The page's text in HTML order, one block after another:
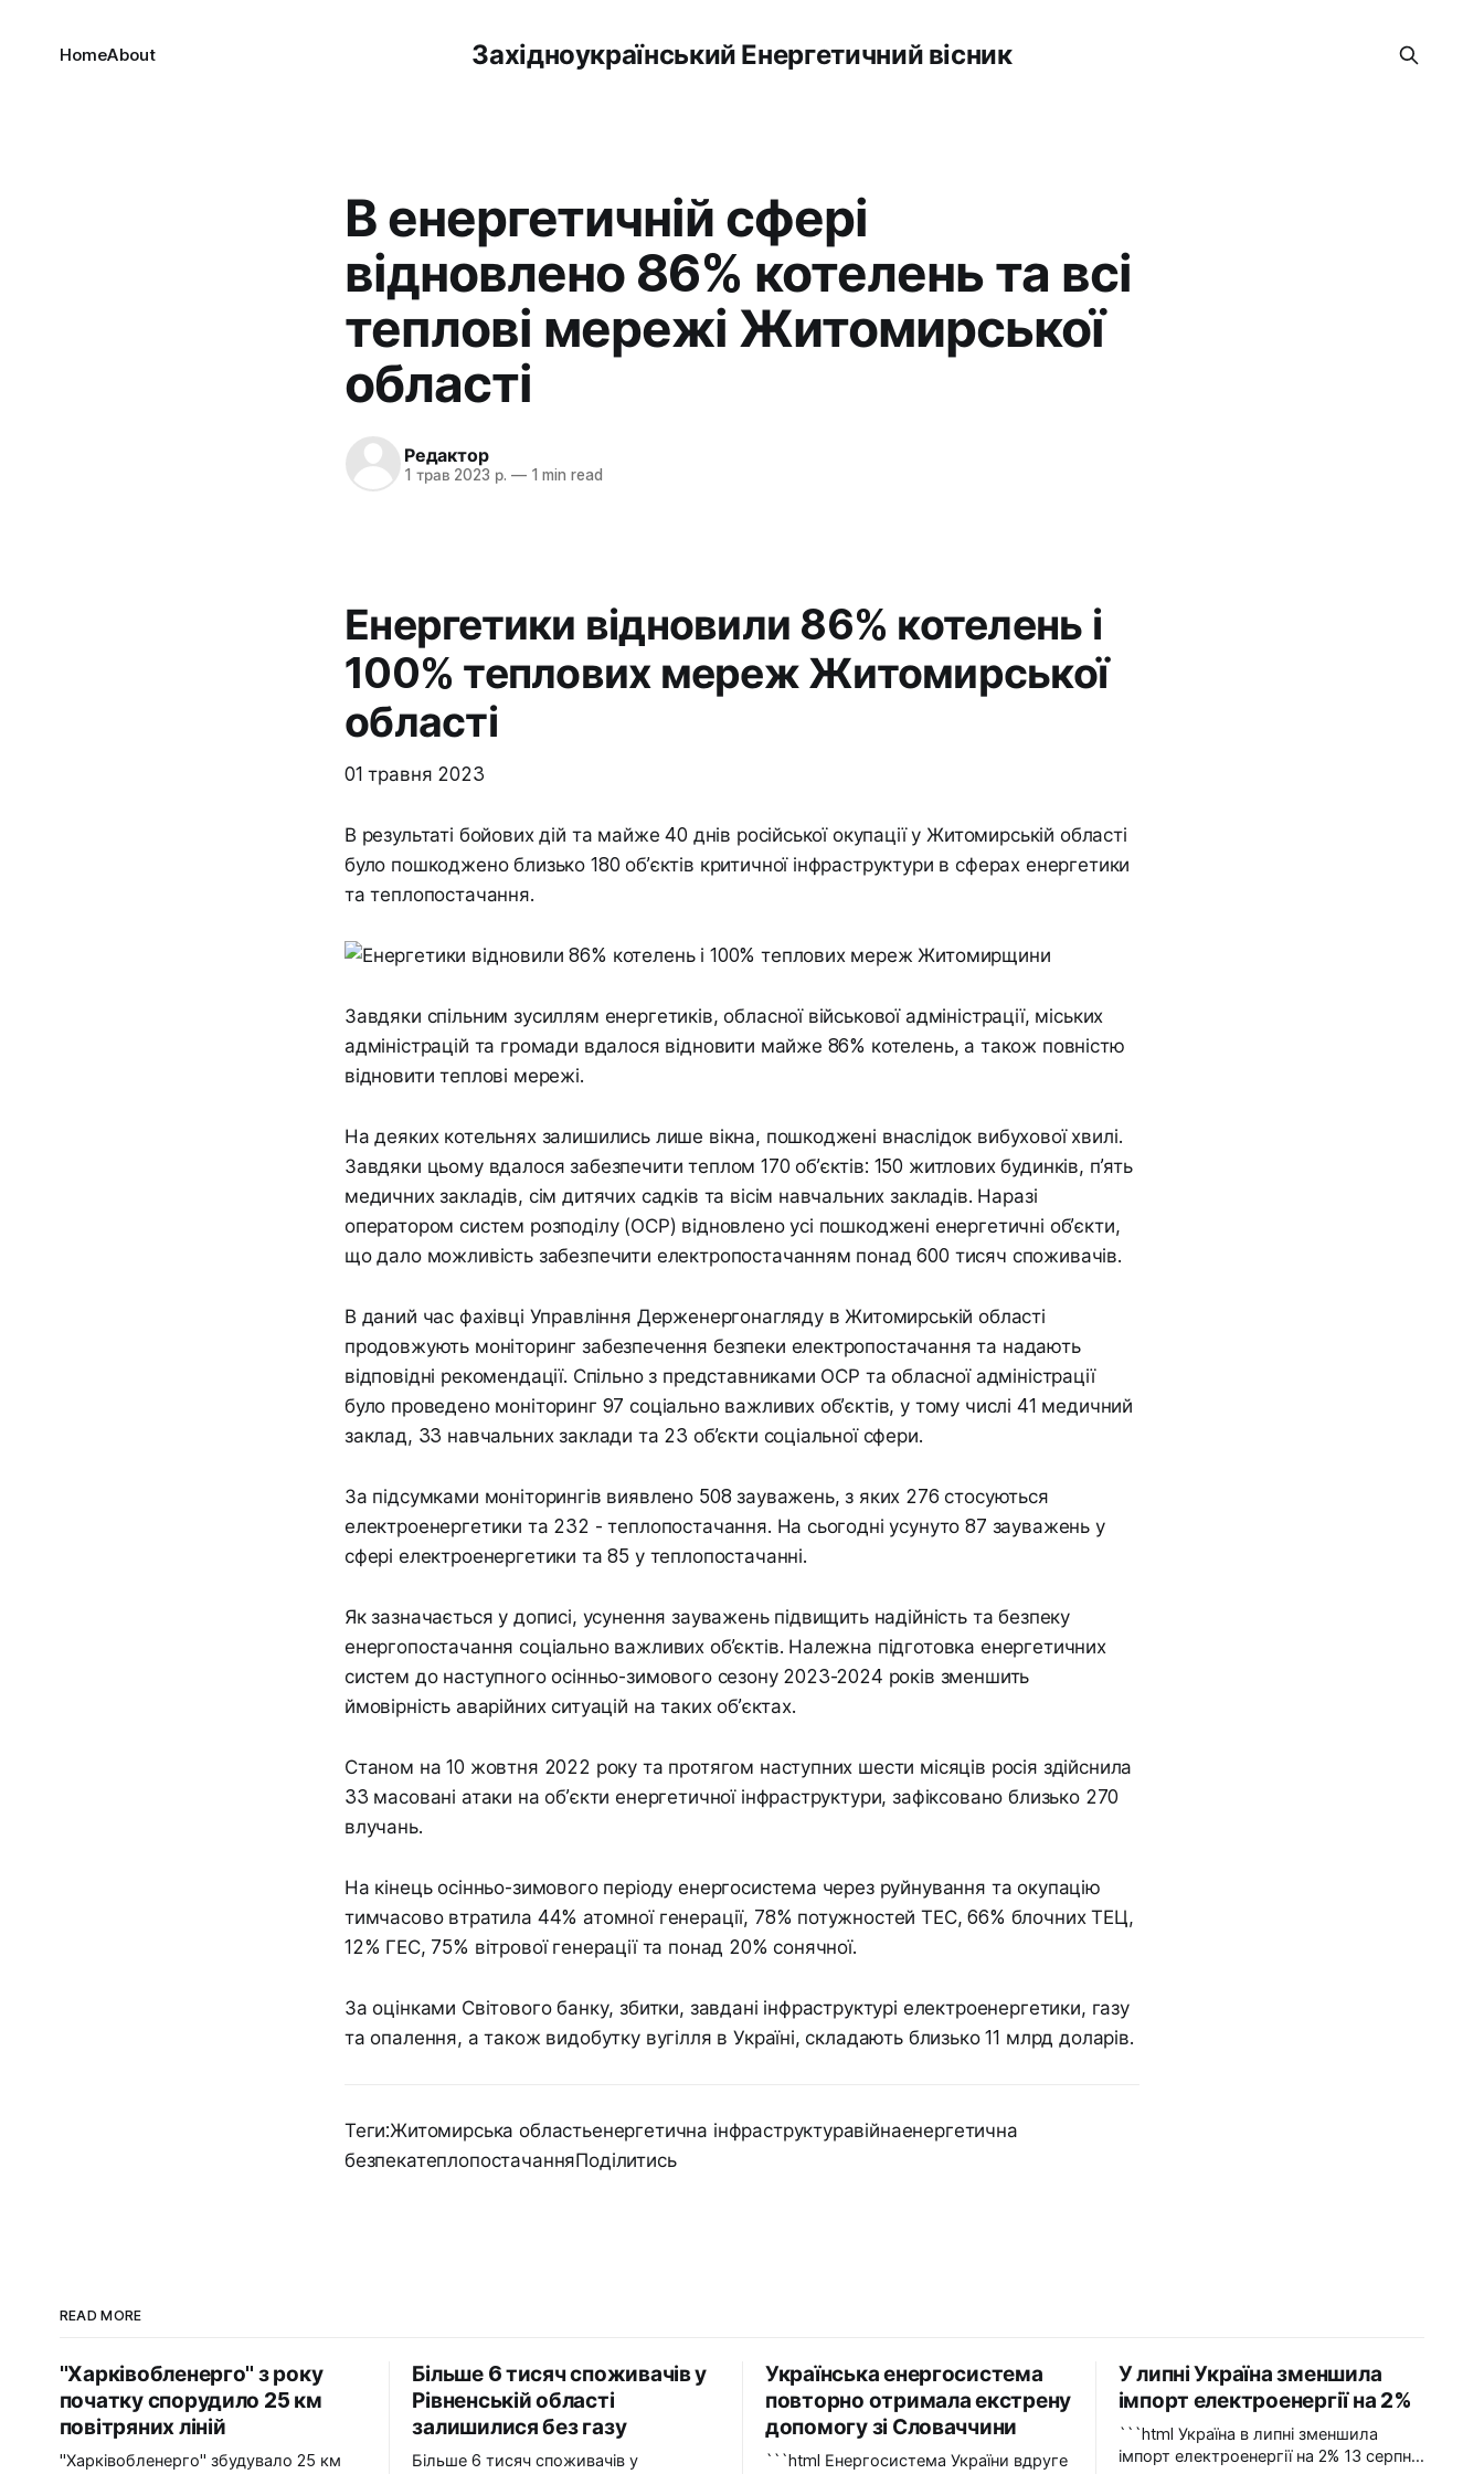
Західноукраїнський Енергетичний вісник
HomeAbout
В енергетичній сфері
відновлено 86% котелень та всі
теплові мережі Житомирської
області
Редактор
1 трав 2023 р. —1 min read
Енергетики відновили 86% котелень і
100% теплових мереж Житомирської
області
01 травня 2023
В результаті бойових дій та майже 40 днів російської окупації у Житомирській області
було пошкоджено близько 180 об’єктів критичної інфраструктури в сферах енергетики
та теплопостачання.
Завдяки спільним зусиллям енергетиків, обласної військової адміністрації, міських
адміністрацій та громади вдалося відновити майже 86% котелень, а також повністю
відновити теплові мережі.
На деяких котельнях залишились лише вікна, пошкоджені внаслідок вибухової хвилі.
Завдяки цьому вдалося забезпечити теплом 170 об’єктів: 150 житлових будинків, п’ять
медичних закладів, сім дитячих садків та вісім навчальних закладів. Наразі
оператором систем розподілу (ОСР) відновлено усі пошкоджені енергетичні об’єкти,
що дало можливість забезпечити електропостачанням понад 600 тисяч споживачів.
В даний час фахівці Управління Держенергонагляду в Житомирській області
продовжують моніторинг забезпечення безпеки електропостачання та надають
відповідні рекомендації. Спільно з представниками ОСР та обласної адміністрації
було проведено моніторинг 97 соціально важливих об’єктів, у тому числі 41 медичний
заклад, 33 навчальних заклади та 23 об’єкти соціальної сфери.
За підсумками моніторингів виявлено 508 зауважень, з яких 276 стосуються
електроенергетики та 232 - теплопостачання. На сьогодні усунуто 87 зауважень у
сфері електроенергетики та 85 у теплопостачанні.
Як зазначається у дописі, усунення зауважень підвищить надійність та безпеку
енергопостачання соціально важливих об’єктів. Належна підготовка енергетичних
систем до наступного осінньо-зимового сезону 2023-2024 років зменшить
ймовірність аварійних ситуацій на таких об’єктах.
Станом на 10 жовтня 2022 року та протягом наступних шести місяців росія здійснила
33 масовані атаки на об’єкти енергетичної інфраструктури, зафіксовано близько 270
влучань.
На кінець осінньо-зимового періоду енергосистема через руйнування та окупацію
тимчасово втратила 44% атомної генерації, 78% потужностей ТЕС, 66% блочних ТЕЦ,
12% ГЕС, 75% вітрової генерації та понад 20% сонячної.
За оцінками Світового банку, збитки, завдані інфраструктурі електроенергетики, газу
та опалення, а також видобутку вугілля в Україні, складають близько 11 млрд доларів.
Теги:Житомирська областьенергетична інфраструктуравійнаенергетична
безпекатеплопостачанняПоділитись
READ MORE
"Харківобленерго" з року
початку спорудило 25 км
повітряних ліній
"Харківобленерго" збудувало 25 км
Більше 6 тисяч споживачів у
Рівненській області
залишилися без газу
Більше 6 тисяч споживачів у
Українська енергосистема
повторно отримала екстрену
допомогу зі Словаччини
```html Енергосистема України вдруге
У липні Україна зменшила
імпорт електроенергії на 2%
```html Україна в липні зменшила
імпорт електроенергії на 2% 13 серпня